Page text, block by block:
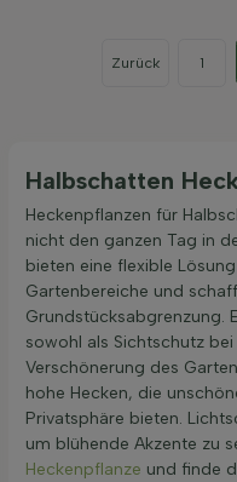
Zurück 1
Halbschatten
Heckenpflanzen für
nicht den ganzen Tag in
bieten eine flexible
Gartenbereiche und
Grundstücksabgrenzung.
sowohl als Sichtschutz
Verschönerung des
hohe Hecken, die
Privatsphäre bieten.
um blühende Akzente zu
Heckenpflanze und finde